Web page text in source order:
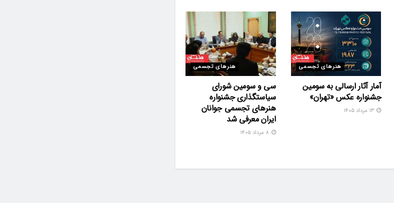
هنرهای تجسمی
آمار آثار ارسالی به سومین
جشنواره عکس «تهران»
هنرهای تجسمی
سی و سومین شورای
سیاستگذاری جشنواره
هنرهای تجسمی جوانان
ایران معرفی شد